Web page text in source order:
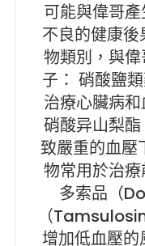
可能與偉哥
不良的健康
物類別，與
子： 硝酸鹽
治療心臟病
硝酸异山梨
致嚴重的血
物常用於治
多索品（
（
增加低血壓